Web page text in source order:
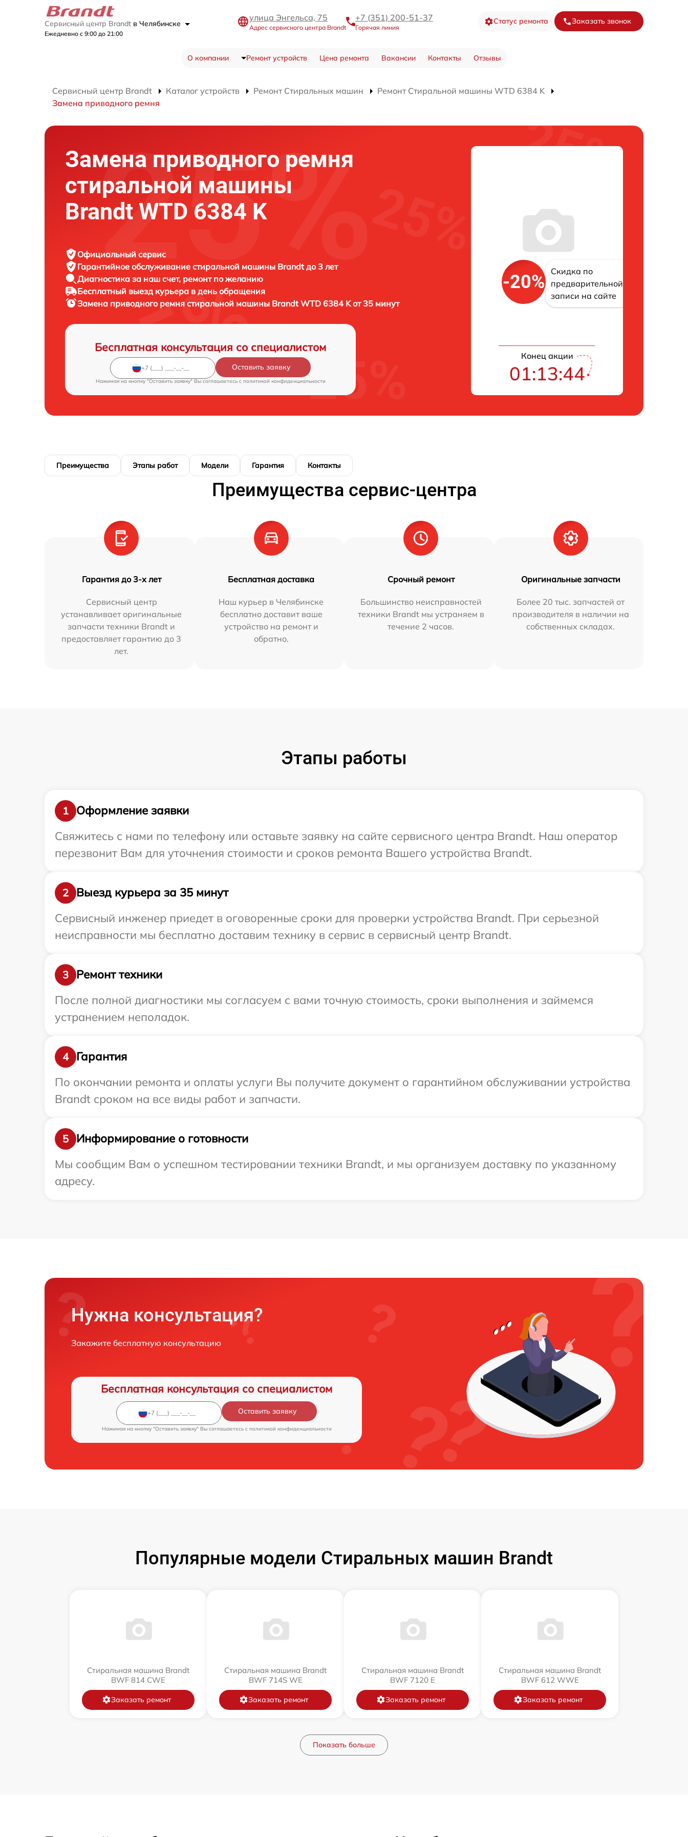
Сервисный центр Brandt в Челябинске
Ежедневно с 9:00 до 21:00
улица Энгельса, 75
Адрес сервисного центра Brandt
+7 (351) 200-51-37
Горячая линия
Статус ремонта Заказать звонок
О компании Ремонт устройств Цена ремонта Вакансии Контакты Отзывы
Сервисный центр Brandt Каталог устройств Ремонт Стиральных машин
Ремонт Стиральной машины WTD 6384 K
Замена приводного ремня
Замена приводного ремня
стиральной машины
Brandt WTD 6384 K
Официальный сервис
Гарантийное обслуживание стиральной машины Brandt до 3 лет
Диагностика за наш счет, ремонт по желанию
Бесплатный выезд курьера в день обращения
Замена приводного ремня стиральной машины Brandt WTD 6384 K от 35 минут
Бесплатная консультация со специалистом
Оставить заявку
Нажимая на кнопку "Оставить заявку" Вы соглашаетесь c политикой конфиденциальности
-20%
Скидка по
предварительной
записи на сайте
Конец акции
01:13:43
Преимущества Этапы работ Модели Гарантия Контакты
Преимущества сервис-центра
Гарантия до 3-х лет
Сервисный центр
устанавливает оригинальные
запчасти техники Brandt и
предоставляет гарантию до 3
лет.
Бесплатная доставка
Наш курьер в Челябинске
бесплатно доставит ваше
устройство на ремонт и
обратно.
Срочный ремонт
Большинство неисправностей
техники Brandt мы устраняем в
течение 2 часов.
Оригинальные запчасти
Более 20 тыс. запчастей от
производителя в наличии на
собственных складах.
Этапы работы
1
Оформление заявки
Свяжитесь с нами по телефону или оставьте заявку на сайте сервисного центра Brandt. Наш оператор
перезвонит Вам для уточнения стоимости и сроков ремонта Вашего устройства Brandt.
2
Выезд курьера за 35 минут
Сервисный инженер приедет в оговоренные сроки для проверки устройства Brandt. При серьезной
неисправности мы бесплатно доставим технику в сервис в сервисный центр Brandt.
3
Ремонт техники
После полной диагностики мы согласуем с вами точную стоимость, сроки выполнения и займемся
устранением неполадок.
4
Гарантия
По окончании ремонта и оплаты услуги Вы получите документ о гарантийном обслуживании устройства
Brandt сроком на все виды работ и запчасти.
5
Информирование о готовности
Мы сообщим Вам о успешном тестировании техники Brandt, и мы организуем доставку по указанному
адресу.
Нужна консультация?
Закажите бесплатную консультацию
Бесплатная консультация со специалистом
Оставить заявку
Нажимая на кнопку "Оставить заявку" Вы соглашаетесь c политикой конфиденциальности
Популярные модели Стиральных машин Brandt
Стиральная машина Brandt
BWF 814 CWE
Заказать ремонт
Стиральная машина Brandt
BWF 714S WE
Заказать ремонт
Стиральная машина Brandt
BWF 7120 E
Заказать ремонт
Стиральная машина Brandt
BWF 612 WWE
Заказать ремонт
Показать больше